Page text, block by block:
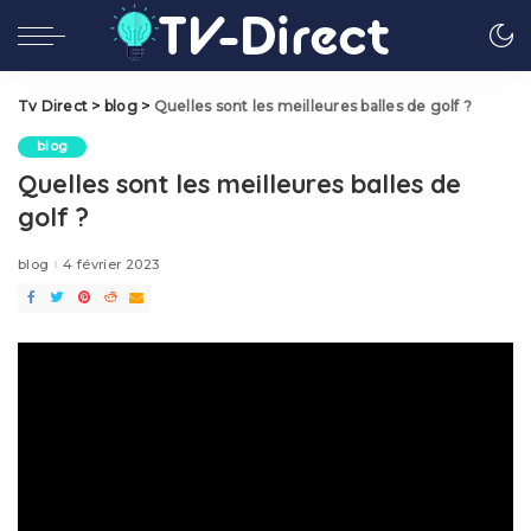
Tv Direct > blog> Quelles sont les meilleures balles de golf ?
blog
Quelles sont les meilleures balles de
golf ?
blog 4 février 2023